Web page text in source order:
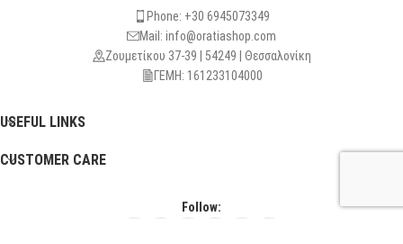
Phone: +30 6945073349
Mail: info@oratiashop.com
Ζουμετίκου 37-39 | 54249 | Θεσσαλονίκη
ΓΕΜΗ: 161233104000
USEFUL LINKS
CUSTOMER CARE
Follow: